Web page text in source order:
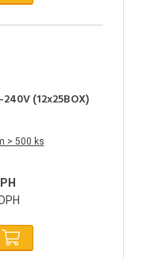
(12x25BOX)
> 500 ks